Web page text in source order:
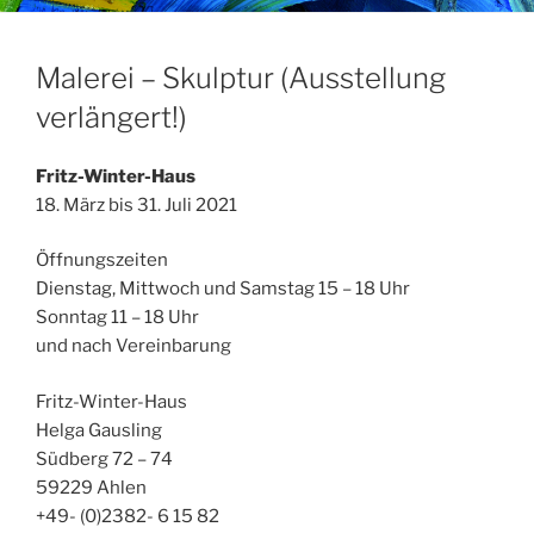
Malerei – Skulptur (Ausstellung
verlängert!)
Fritz-Winter-Haus
18. März bis 31. Juli 2021
Öffnungszeiten
Dienstag, Mittwoch und Samstag 15 – 18 Uhr
Sonntag 11 – 18 Uhr
und nach Vereinbarung
Fritz-Winter-Haus
Helga Gausling
Südberg 72 – 74
59229 Ahlen
+49- (0)2382- 6 15 82